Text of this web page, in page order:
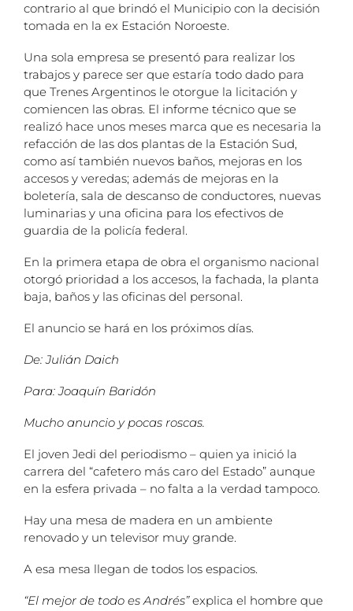
contrario al que brindó el Municipio con la decisión
tomada en la ex Estación Noroeste.
Una sola empresa se presentó para realizar los
trabajos y parece ser que estaría todo dado para
que Trenes Argentinos le otorgue la licitación y
comiencen las obras. El informe técnico que se
realizó hace unos meses marca que es necesaria la
refacción de las dos plantas de la Estación Sud,
como así también nuevos baños, mejoras en los
accesos y veredas; además de mejoras en la
boletería, sala de descanso de conductores, nuevas
luminarias y una oficina para los efectivos de
guardia de la policía federal.
En la primera etapa de obra el organismo nacional
otorgó prioridad a los accesos, la fachada, la planta
baja, baños y las oficinas del personal.
El anuncio se hará en los próximos días.
De: Julián Daich
Para: Joaquín Baridón
Mucho anuncio y pocas roscas.
El joven Jedi del periodismo – quien ya inició la
carrera del “cafetero más caro del Estado” aunque
en la esfera privada – no falta a la verdad tampoco.
Hay una mesa de madera en un ambiente
renovado y un televisor muy grande.
A esa mesa llegan de todos los espacios.
“El mejor de todo es Andrés”explica el hombre que